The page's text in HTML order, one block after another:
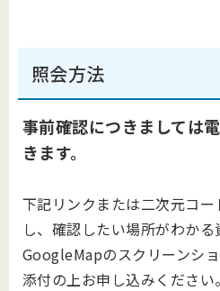
照会方法
事前確認につきましては
きます。
下記リンクまたは二次元コ
し、確認したい場所がわか
GoogleMapのスクリーンシ
添付の上お申し込みください。